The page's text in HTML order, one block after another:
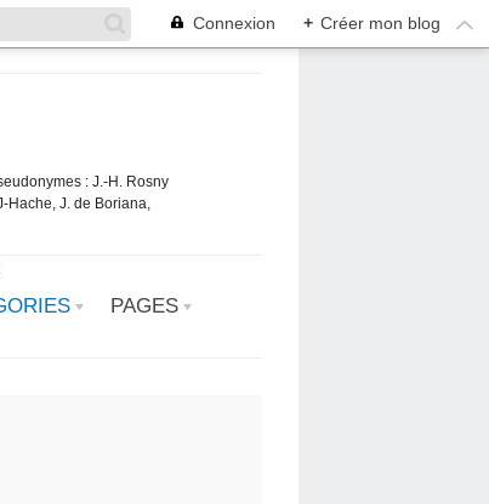
Connexion + Créer mon blog
: J.-H. Rosny
Hache, J. de Boriana,
PAGES